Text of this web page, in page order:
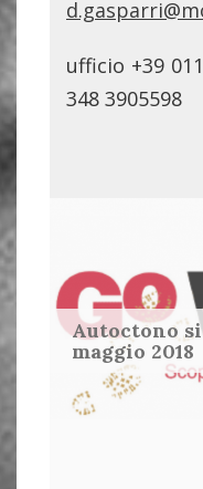
ufficio +39
348 3905598
Autoctono si
maggio 2018